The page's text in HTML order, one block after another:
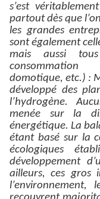
s’est
partout dès que
les grandes
sont également
mais aussi
domotique, etc.) :
développé des
l’hydrogène.
menée sur la
énergétique. La
étant basé sur la
écologiques
développement
ailleurs, ces gros
l’environnement,